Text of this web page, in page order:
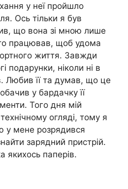
у неї пройшло
Ось тільки я був
що вона зі мною лише
працював, щоб удома
життя. Завжди
подарунки, ніколи ні в
Любив її та думав, що це
у бардачку її
Того дня мій
огляді, тому я
у мене розрядився
зарядний пристрій.
якихось паперів.